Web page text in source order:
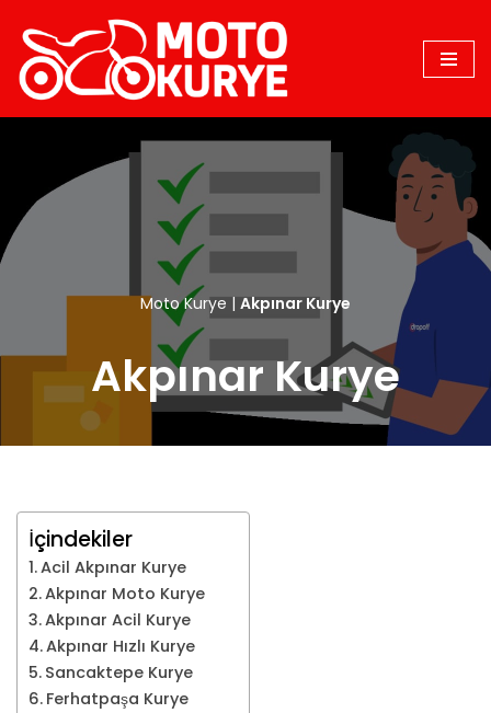
İçeriğe
geç
Moto Kurye|Akpınar Kurye
Akpınar Kurye
İçindekiler
Acil Akpınar Kurye
Akpınar Moto Kurye
Akpınar Acil Kurye
Akpınar Hızlı Kurye
Sancaktepe Kurye
Ferhatpaşa Kurye